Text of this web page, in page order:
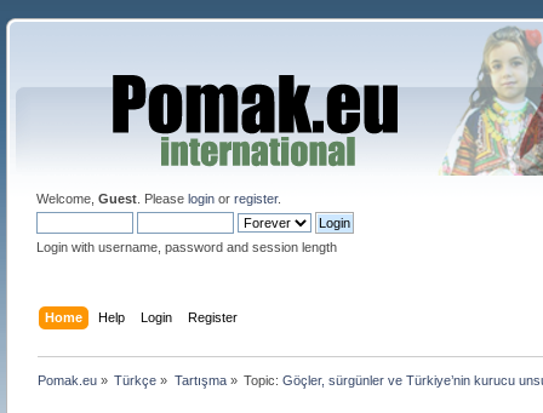
Welcome, Guest. Please loginor register.
Login with username, password and session length
Home Help Login Register
Pomak.eu » Türkçe » Tartışma» Topic:Göçler, sürgünler ve Türkiye’nin kurucu